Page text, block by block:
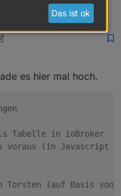
?
nicht
es hier mal hoch.
Tabelle in ioBroker
(in Javascript
(auf Basis von
Das ist ok